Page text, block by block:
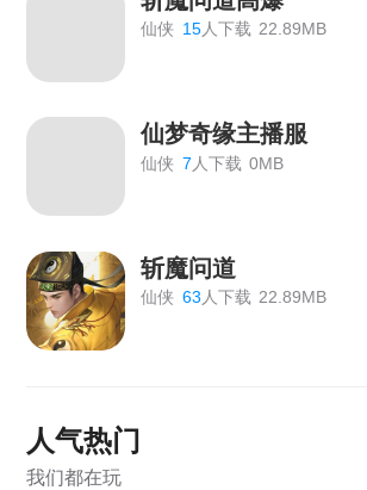
仙侠 15人下载 22.89MB
仙梦奇缘主播服
仙侠 7 人下载 0MB
斩魔问道
仙侠 63人下载 22.89MB
人气热门
我们都在玩